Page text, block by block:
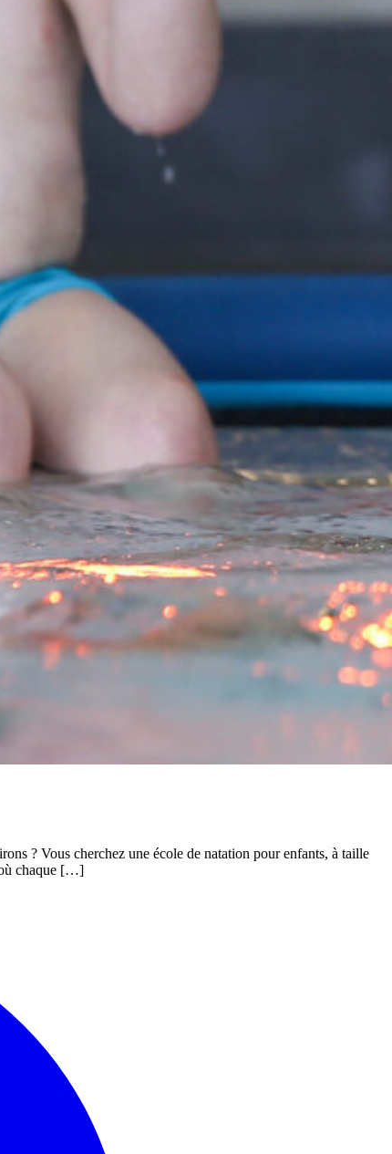
? Vous cherchez une école de natation pour enfants, à taille
où chaque […]